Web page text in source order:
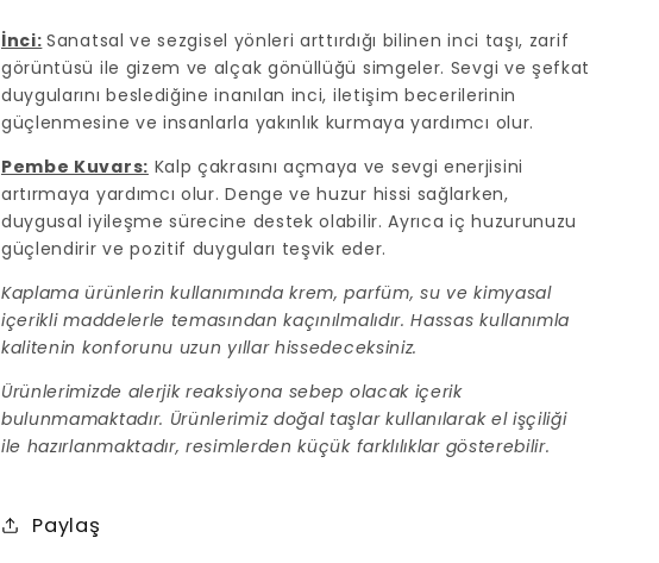
İnci: Sanatsal ve sezgisel yönleri arttırdığı bilinen inci taşı, zarif
görüntüsü ile gizem ve alçak gönüllüğü simgeler. Sevgi ve şefkat
duygularını beslediğine inanılan inci, iletişim becerilerinin
güçlenmesine ve insanlarla yakınlık kurmaya yardımcı olur.
Pembe Kuvars: Kalp çakrasını açmaya ve sevgi enerjisini
artırmaya yardımcı olur. Denge ve huzur hissi sağlarken,
duygusal iyileşme sürecine destek olabilir. Ayrıca iç huzurunuzu
güçlendirir ve pozitif duyguları teşvik eder.
Kaplama ürünlerin kullanımında krem, parfüm, su ve kimyasal
içerikli maddelerle temasından kaçınılmalıdır. Hassas kullanımla
kalitenin konforunu uzun yıllar hissedeceksiniz.
Ürünlerimizde alerjik reaksiyona sebep olacak içerik
bulunmamaktadır. Ürünlerimiz doğal taşlar kullanılarak el işçiliği
ile hazırlanmaktadır, resimlerden küçük farklılıklar gösterebilir.
Paylaş